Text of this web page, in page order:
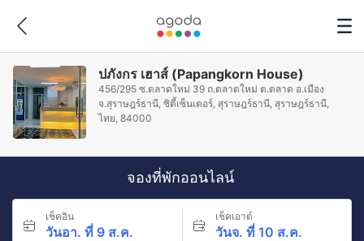
ปภังกร เฮาส์ (Papangkorn House)
456/295 ซ.ตลาดใหม่ 39 ถ.ตลาดใหม่ ต.ตลาด อ.เมือง
จ.สุราษฎร์ธานี, ซิตี้เซ็นเตอร์, สุราษฎร์ธานี, สุราษฎร์ธานี,
ไทย, 84000
จองที่พักออนไลน์
เช็คอิน
วันอา. ที่ 9 ส.ค.
เช็คเอาต์
วันจ. ที่ 10 ส.ค.